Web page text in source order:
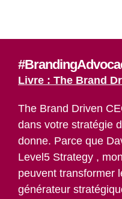
Livre : The Brand
The Brand Driven
dans votre stratégie
donne. Parce que
Level5 Strategy ,
peuvent transformer
générateur